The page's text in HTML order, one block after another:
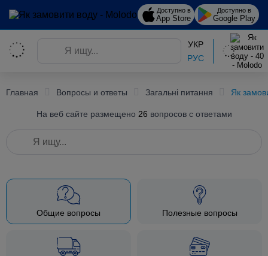
Доступно в
App Store
Доступно в
Google Play
УКР
РУС
Главная Вопросы и ответы Загальні питання Як
На веб сайте размещено 26 вопросов с ответами
Общие вопросы Полезные вопросы